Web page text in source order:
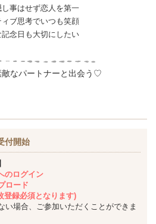
し事はせず恋人を第一
ィブ思考でいつも笑顔
記念日も大切にしたい
敵なパートナーと出会う♡
付開始
のログイン
ロード
録必須となります)
場合、ご参加いただくことができま